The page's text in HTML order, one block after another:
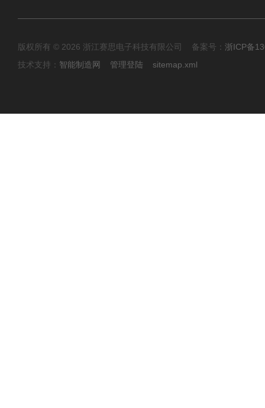
版权所有 © 2026 浙江赛思电子科技有限公司 备案号： 浙ICP备
技术支持： 智能制造网 管理登陆 sitemap.xml